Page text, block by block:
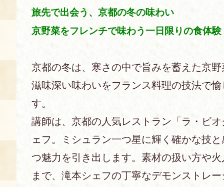
当館について
あじわい館とは
アクセス
FAQ
料理教室
募集中の教室
キャンセル・ご変更
展示室
旅先で出会う、京都の冬の味わい
京野菜をフレンチで味わう一日限りの食体験
京都の冬は、寒さの中で旨みを蓄えた京
滋味深い味わいをフランス料理の技法で
す。
講師は、京都の人気レストラン「ラ・ビ
ェフ。ミシュラン一つ星に輝く確かな技
つ魅力を引き出します。素材の扱い方や
まで、滝本シェフの丁寧なデモンストレ